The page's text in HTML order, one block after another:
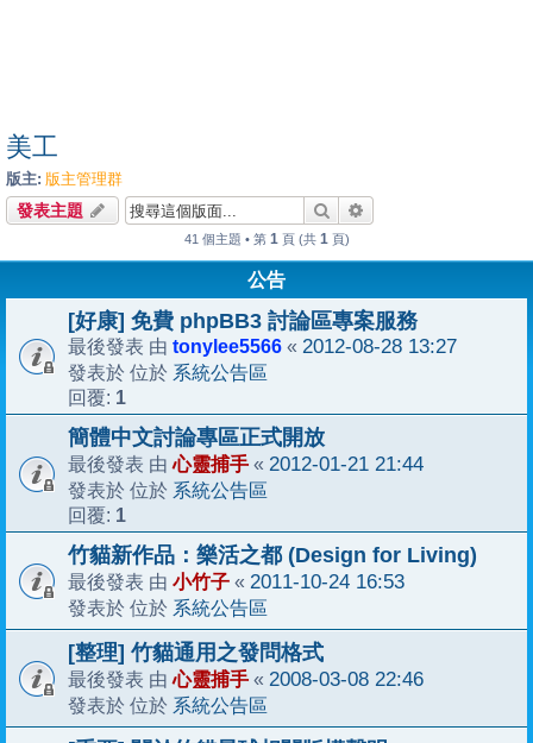
美工
版主: 版主管理群
發表主題 搜尋
41 個主題 • 第 1 頁 (共 1 頁)
公告
[好康] 免費 phpBB3 討論區專案服務
最後發表 由 tonylee5566 « 2012-08-28 13:27
發表於 位於 系統公告區
回覆: 1
簡體中文討論專區正式開放
最後發表 由心靈捕手 « 2012-01-21 21:44
發表於 位於 系統公告區
回覆: 1
竹貓新作品：樂活之都 (Design for Living)
最後發表 由 小竹子 « 2011-10-24 16:53
發表於 位於 系統公告區
[整理] 竹貓通用之發問格式
最後發表 由心靈捕手 « 2008-03-08 22:46
發表於 位於 系統公告區